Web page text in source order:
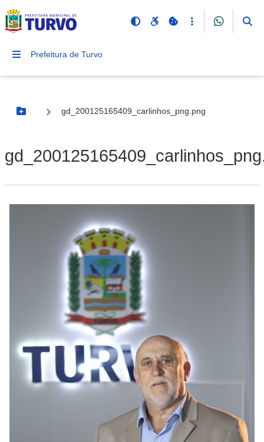
Prefeitura de Turvo
Botão Menu
gd_200125165409_carlinhos_png.png